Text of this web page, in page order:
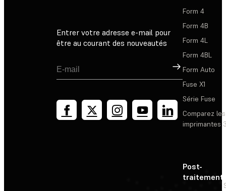
Entrer votre adresse e-mail pour
être au courant des nouveautés
Inscription
Form 4
Form 4B
Form 4L
Form 4BL
Form Auto
Fuse X1
Série Fuse
Comparez les
imprimantes
Post-
traitement